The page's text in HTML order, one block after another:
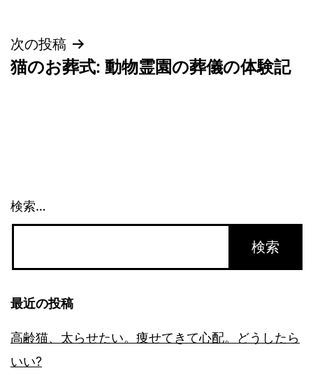
投
稿
ー
ョ
ン
次の投稿
猫のお葬式: 動物霊園の葬儀の体験記
検索…
最近の投稿
高齢猫、太らせたい。痩せてきて心配。どうしたら
いい?